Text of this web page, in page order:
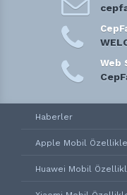
Web
Haberler
Apple Mobil
Huawei Mobil